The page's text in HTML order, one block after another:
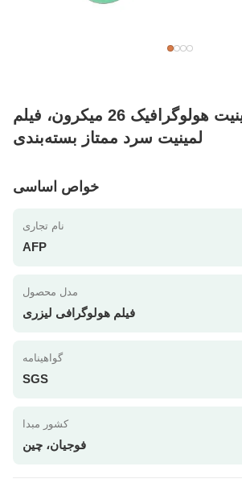
رول فیلم لمینیت هولوگرافیک 26 میکرون، فیلم
لمینیت سرد ممتاز بسته‌بندی
خواص اساسی
نام تجاری
AFP
مدل محصول
فیلم هولوگرافی لیزری
گواهینامه
SGS
کشور مبدا
فوجیان، چین